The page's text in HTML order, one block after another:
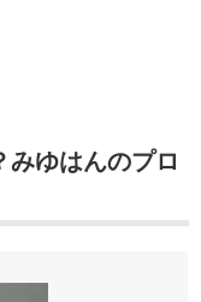
みゆはんのプロ